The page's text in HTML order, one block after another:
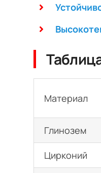
Материал
Глинозем
Цирконий